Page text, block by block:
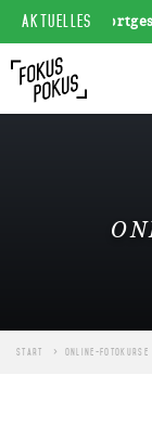
AKTUELLES
für
Start Online-Fotokurse